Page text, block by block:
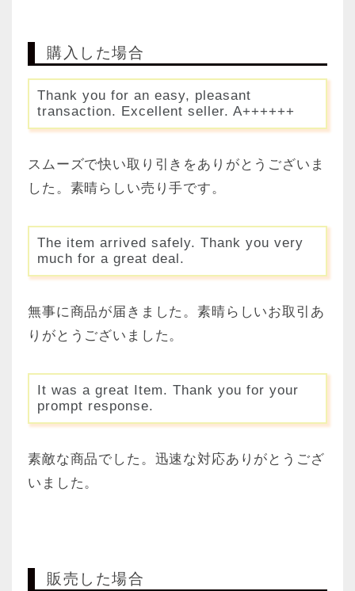
購入した場合
Thank you for an easy, pleasant
transaction. Excellent seller. A++++++
スムーズで快い取り引きをありがとうございま
した。素晴らしい売り手です。
The item arrived safely. Thank you very
much for a great deal.
無事に商品が届きました。素晴らしいお取引あ
りがとうございました。
It was a great Item. Thank you for your
prompt response.
素敵な商品でした。迅速な対応ありがとうござ
いました。
販売した場合